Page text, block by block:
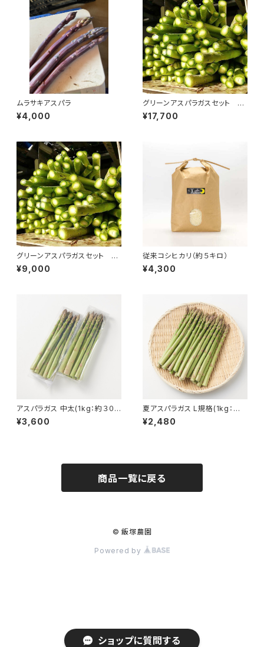
ショップに質問する
ムラサキアスパラ
¥4,000
グリーンアスパラガスセット 四
回発送 くいしんぼうコース
¥17,700
グリーンアスパラガスセット 二
回発送 お試しコース
¥9,000
従来コシヒカリ（約５キロ）
¥4,300
アスパラガス 中太(1kg：約３０
本くらい）
¥3,600
夏アスパラガス L規格(1kg：約４
５本くらい)
¥2,480
商品一覧に戻る
© 飯塚農園
Powered by